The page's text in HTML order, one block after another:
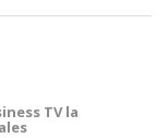
TV la